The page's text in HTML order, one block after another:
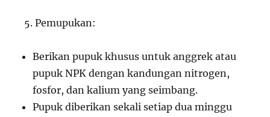
Pemupukan:
Berikan pupuk khusus untuk anggrek atau
pupuk NPK dengan kandungan nitrogen,
fosfor, dan kalium yang seimbang.
Pupuk diberikan sekali setiap dua minggu